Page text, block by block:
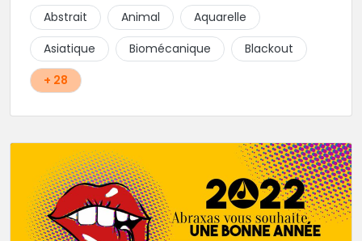
Abstrait
Animal
Aquarelle
Asiatique
Biomécanique
Blackout
+ 28